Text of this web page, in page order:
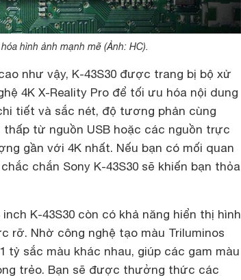
hình ảnh mạnh mẽ (Ảnh: HC).
như vậy, K-43S30 được trang bị bộ xử
4K X-Reality Pro để tối ưu hóa nội dung
tiết và sắc nét, độ tương phản cùng
từ nguồn USB hoặc các nguồn trực
gần với 4K nhất. Nếu bạn có mối quan
chắn Sony K-43S30 sẽ khiến bạn thỏa
inch K-43S30 còn có khả năng hiển thị hình
rỡ. Nhờ công nghệ tạo màu Triluminos
tỷ sắc màu khác nhau, giúp các gam màu
trẻo. Bạn sẽ được thưởng thức các